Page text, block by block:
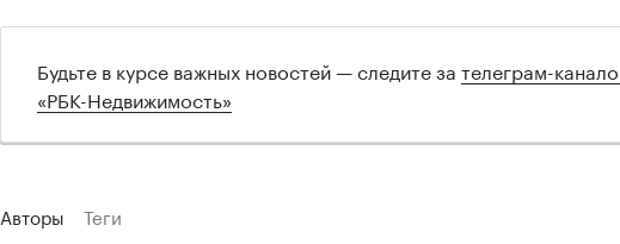
Будьте в курсе важных новостей — следите за телеграм-
«РБК-Недвижимость»
Авторы Теги